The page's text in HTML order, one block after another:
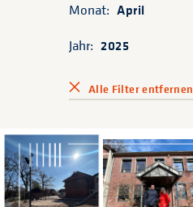
Monat: April
Jahr: 2025
Alle Filter entfernen